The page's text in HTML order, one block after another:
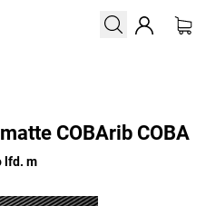
COBArib COBA
lfd. m